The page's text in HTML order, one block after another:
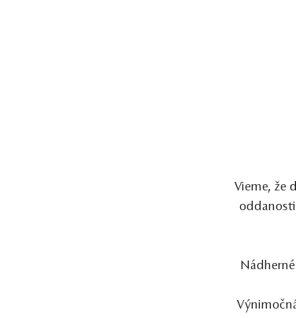
Vieme, že
Nádherné